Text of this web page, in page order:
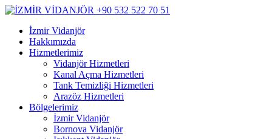
İzmir Vidanjör
Hakkımızda
Hizmetlerimiz
Vidanjör Hizmetleri
Kanal Açma Hizmetleri
Tank Temizliği Hizmetleri
Arazöz Hizmetleri
Bölgelerimiz
İzmir Vidanjör
Bornova Vidanjör